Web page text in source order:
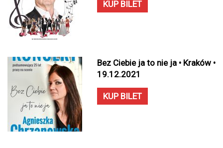
KUP BILET
Bez Ciebie ja to nie ja • Kraków •
19.12.2021
KUP BILET